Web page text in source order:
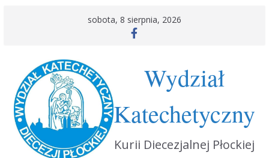
sobota, 8 sierpnia, 2026
Wydział
Katechetyczny
Kurii Diecezjalnej Płockiej